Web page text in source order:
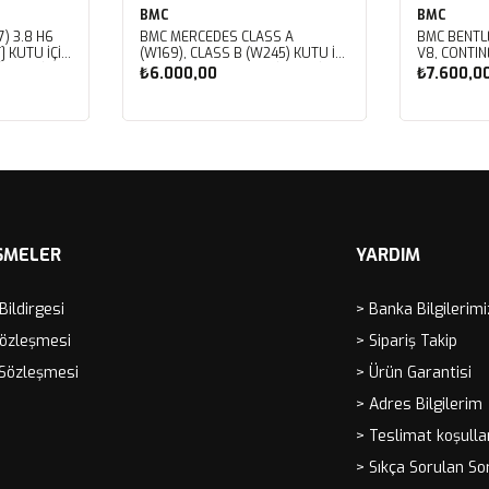
3.8 H6
KUTU İÇİ
BMC
BMC MERCEDES CLASS A
(W169), CLASS B (W245) KUTU İÇİ
PERFORMANS HAVA FİLTRESİ
FB459/01
₺6.000,00
BMC
BMC
V8,
V8,
V8,
SPIRIT,
YARDIM
> Banka
> Sipariş Takip
> Ürün Garantisi
> Adres Bilgilerim
> Teslimat
> Sıkça Sorulan